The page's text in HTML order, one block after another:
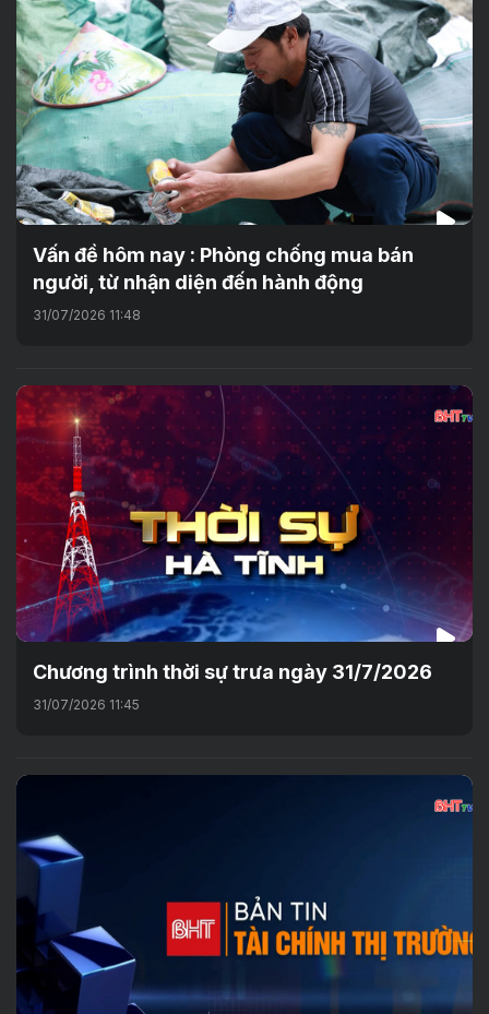
Vấn đề hôm nay : Phòng chống mua bán
người, từ nhận diện đến hành động
31/07/2026 11:48
Chương trình thời sự trưa ngày 31/7/2026
31/07/2026 11:45